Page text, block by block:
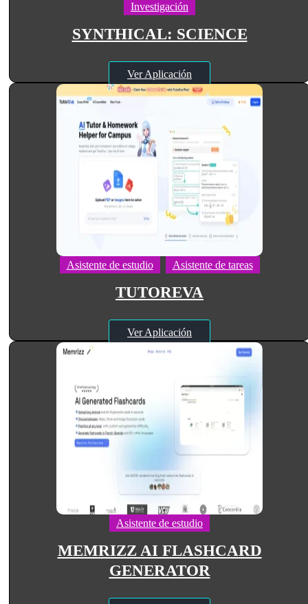
Investigación
SYNTHICAL: SCIENCE
Ver Aplicación
Asistente de estudio Asistente de tareas
TUTOREVA
Ver Aplicación
Asistente de estudio
MEMRIZZ AI FLASHCARD
GENERATOR